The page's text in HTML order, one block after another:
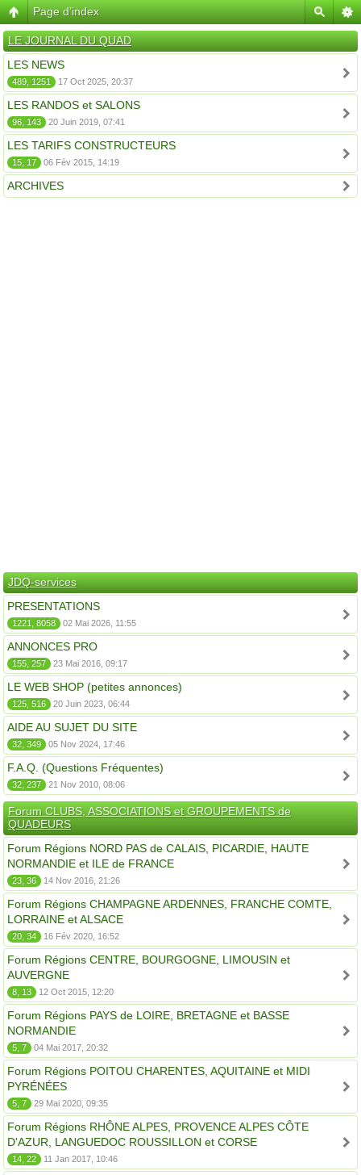
Page d’index
LE JOURNAL DU QUAD
LES NEWS
489, 1251 17 Oct 2025, 20:37
LES RANDOS et SALONS
96, 143 20 Juin 2019, 07:41
LES TARIFS CONSTRUCTEURS
15, 17 06 Fév 2015, 14:19
ARCHIVES
JDQ-services
PRESENTATIONS
1221, 8058 02 Mai 2026, 11:55
ANNONCES PRO
155, 257 23 Mai 2016, 09:17
LE WEB SHOP (petites annonces)
125, 516 20 Juin 2023, 06:44
AIDE AU SUJET DU SITE
32, 349 05 Nov 2024, 17:46
F.A.Q. (Questions Fréquentes)
32, 237 21 Nov 2010, 08:06
Forum CLUBS, ASSOCIATIONS et GROUPEMENTS de
QUADEURS
Forum Régions NORD PAS de CALAIS, PICARDIE, HAUTE
NORMANDIE et ILE de FRANCE
23, 36 14 Nov 2016, 21:26
Forum Régions CHAMPAGNE ARDENNES, FRANCHE COMTE,
LORRAINE et ALSACE
20, 34 16 Fév 2020, 16:52
Forum Régions CENTRE, BOURGOGNE, LIMOUSIN et
AUVERGNE
8, 13 12 Oct 2015, 12:20
Forum Régions PAYS de LOIRE, BRETAGNE et BASSE
NORMANDIE
5, 7 04 Mai 2017, 20:32
Forum Régions POITOU CHARENTES, AQUITAINE et MIDI
PYRÉNÉES
5, 7 29 Mai 2020, 09:35
Forum Régions RHÔNE ALPES, PROVENCE ALPES CÔTE
D'AZUR, LANGUEDOC ROUSSILLON et CORSE
14, 22 11 Jan 2017, 10:46